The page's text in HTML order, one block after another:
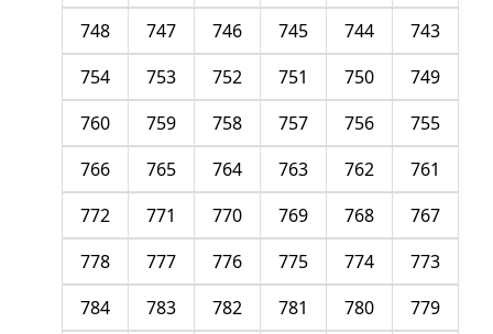
743
744
745
746
747
748
749
750
751
752
753
754
755
756
757
758
759
760
761
762
763
764
765
766
767
768
769
770
771
772
773
774
775
776
777
778
779
780
781
782
783
784